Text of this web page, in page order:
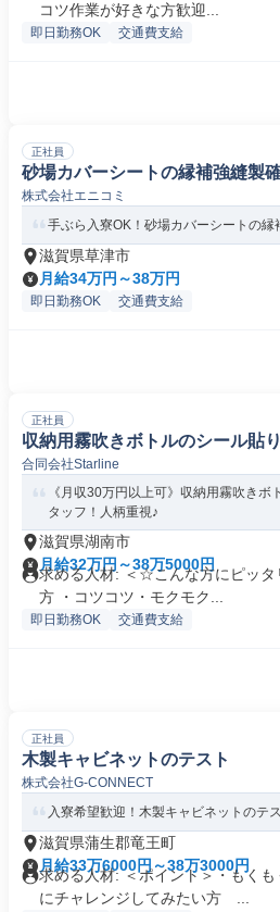
コツ作業が好きな方歓迎...
即日勤務OK 交通費支給
正社員
砂場カバーシートの縁補強縫製
株式会社エニコミ
手ぶら入寮OK！砂場カバーシートの
滋賀県草津市
月給34万円～38万円
即日勤務OK 交通費支給
正社員
収納用霧吹きボトルのシール貼
合同会社Starline
《月収30万円以上可》収納用霧吹きボ
タッフ！人柄重視♪
滋賀県湖南市
月給32万円～38万5000円
求める人材: ＜☆こんな方にピッ
方 ・コツコツ・モクモク...
即日勤務OK 交通費支給
正社員
木製キャビネットのテスト
株式会社G‐CONNECT
入寮希望歓迎！木製キャビネットのテ
滋賀県蒲生郡竜王町
月給33万6000円～38万3000円
求める人材: ＜ポイント＞・もく
にチャレンジしてみたい方 ...